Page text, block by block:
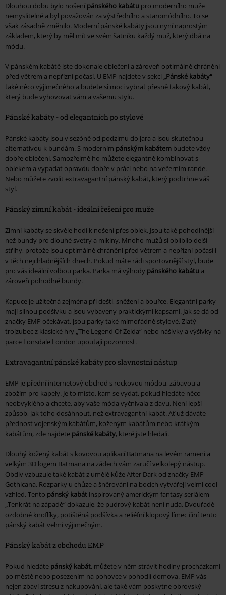
Dlouhou dobu bylo nošení pánského kabátu pro moderního muže
nemyslitelné a byl považován za výstředního a staromódního. To se
však zásadně změnilo. Moderní pánské kabáty jsou nyní naprostým
základem, který by měl mít ve svém šatníku každý muž, který dbá na
módu.
V pánském kabátě jste dokonale oblečeni a zároveň optimálně chráněni
před větrem a nepřízní počasí. U EMP najdete v sekci „Pánské kabáty“
také něco výjimečného a budete si moci vybrat přesně takový kabát,
který bude vyhovovat vám a vašemu stylu.
Pánské kabáty - od elegantních po stylové
Pánské kabáty jsou v sezóně od podzimu do jara a jsou skutečnou
alternativou k bundám. S moderním pánským kabátem budete vždy
dobře oblečeni. Samozřejmě ho můžete elegantně kombinovat s
oblekem a vypadat opravdu dobře v práci nebo na večerním rande.
Nebo můžete zvolit extravagantní pánský kabát, který podtrhne váš
styl.
Pánský zimní kabát - ideální řešení pro muže
Zimní kabáty se skvěle hodí k nošení přes oblek. Jsou také pohodlnější
než bundy pro dlouhé svetry a mikiny. Mnoho mužů si oblíbilo delší
střihy, protože jsou optimálně chráněni před větrem a nepřízní počasí i
v těch nejchladnějších dnech. Pokud máte rádi sportovnější styl, bude
pro vás ideální volbou parka. Parka má výhody pánského kabátu a
zároveň pohodlné bundy.
Kapuce je užitečná zejména při dešti, sněžení a bouřce. Elegantní parky
mají silnou podšívku a jsou vybaveny praktickými kapsami. Jak se dá od
značky EMP očekávat, jsou parky také mimořádně stylové. Zlatý
trojzubec z klasické hry „The Legend Of Zelda“ nebo nášivky a výšivky na
parce Lonsdale London upoutají pozornost.
Extravagantní pánské kabáty pro slavnostní nástup
EMP je přední internetový obchod s rockovou módou, zábavou a
zbožím pro kapely. Je to místo, kam se vydat, pokud hledáte něco
neobvyklého a chcete, aby vaše móda vyčnívala z davu. Není lepší
způsob, jak toho dosáhnout, než extravagantní kabát. Ať už dáváte
přednost vojenským kabátům, koženým kabátům nebo krátkým
kabátům, zde najdete pánské kabáty, které jste hledali.
Dlouhý kožený kabát s kovovou aplikací Batmana na levém rameni a
velkým 3D logem Batmana na zádech vám zaručí velkolepý nástup.
Obdiv vzbuzuje také kabát z umělé kůže After Dark od značky EMP
Gothicana. Rozparky u chůze a šněrování na bocích vytvářejí velmi cool
vzhled. Tento pánský kabát inspirovaný americkým fantasy seriálem
„Tenkrát na západě“ dokazuje, že pudrový kabát není nuda. Dvouřadé
ozdobné knoflíky, potištěná podšívka a reliéfní klopový límec činí tento
pánský kabát velmi výjimečným.
Pánský kabát z obchodu EMP
Pokud hledáte pánský kabát, můžete v něm strávit hodiny procházkami
po městě nebo posezením na pohovce v pohodlí domova. EMP vás
nejen zbaví stresu z nakupování, ale také vám poskytne obrovský